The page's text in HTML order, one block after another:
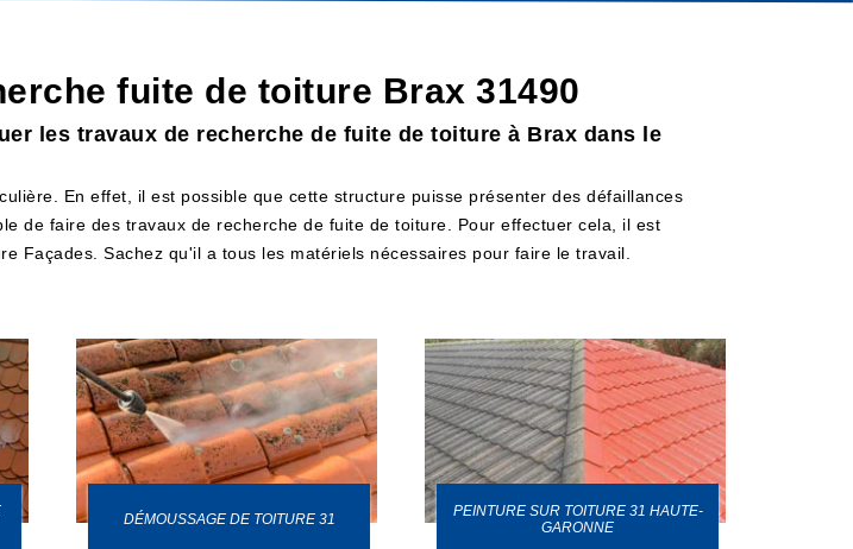
fuite de toiture Brax 31490
les travaux de recherche de fuite de toiture à Brax dans le
En effet, il est possible que cette structure puisse présenter des défaillances
de faire des travaux de recherche de fuite de toiture. Pour effectuer cela, il est
Façades. Sachez qu'il a tous les matériels nécessaires pour faire le travail.
DÉMOUSSAGE DE TOITURE 31
PEINTURE SUR TOITURE 31 HAUTE-
GARONNE